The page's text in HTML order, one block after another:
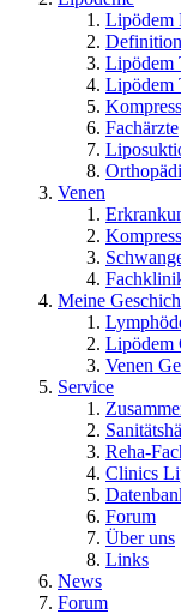
Lipödem
Lipödem
Lipödem
Fachärzte
Venen
Meine
Lipödem
Venen
Service
Reha-
Clinics
Forum
Über uns
Links
News
Forum